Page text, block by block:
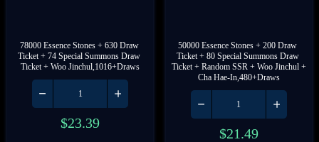
78000 Essence Stones + 630 Draw
Ticket + 74 Special Summons Draw
Ticket + Woo Jinchul,1016+Draws
$23.39
50000 Essence Stones + 200 Draw
Ticket + 80 Special Summons Draw
Ticket + Random SSR + Woo Jinchul +
Cha Hae-In,480+Draws
$21.49